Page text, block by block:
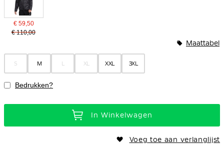
€ 59,50
€ 110,00
S M L XL XXL 3XL
Maattabel
Bedrukken?
In Winkelwagen
Voeg toe aan verlanglijst